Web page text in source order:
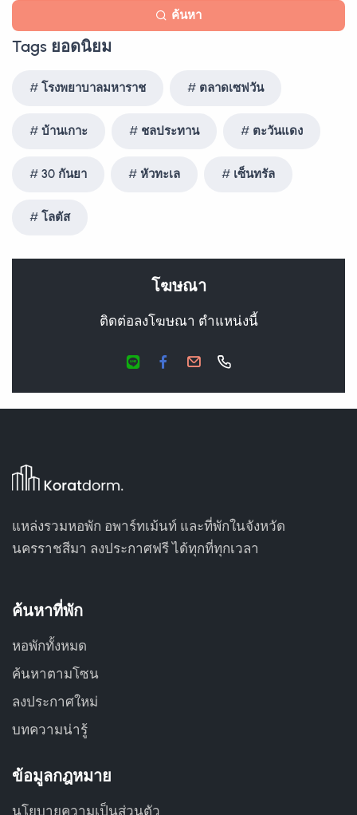
ค้นหา
Tags ยอดนิยม
โรงพยาบาลมหาราช ตลาดเซฟวัน
บ้านเกาะ ชลประทาน ตะวันแดง
30 กันยา หัวทะเล เซ็นทรัล
โลตัส
โฆษณา
ติดต่อลงโฆษณา ตำแหน่งนี้
แหล่งรวมหอพัก อพาร์ทเม้นท์ และที่พักในจังหวัด
นครราชสีมา ลงประกาศฟรี ได้ทุกที่ทุกเวลา
ค้นหาที่พัก
หอพักทั้งหมด
ค้นหาตามโซน
ลงประกาศใหม่
บทความน่ารู้
ข้อมูลกฎหมาย
นโยบายความเป็นส่วนตัว